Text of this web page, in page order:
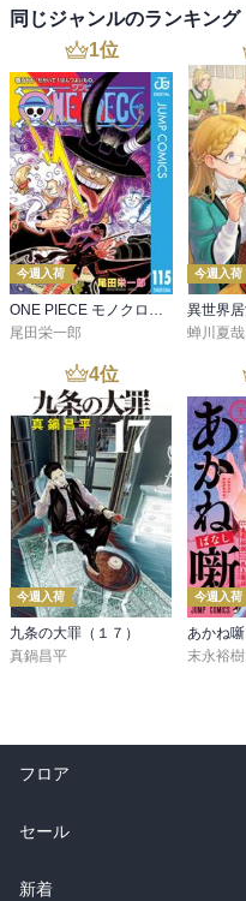
同じジャンルのランキング
1位
今週入荷
尾田栄一郎
今週入荷
蝉川夏哉
4位
今週入荷
九条の大罪（１７）
真鍋昌平
今週入荷
あかね
末永裕樹
フロア
総合
ラノベ
セール
総合
新着